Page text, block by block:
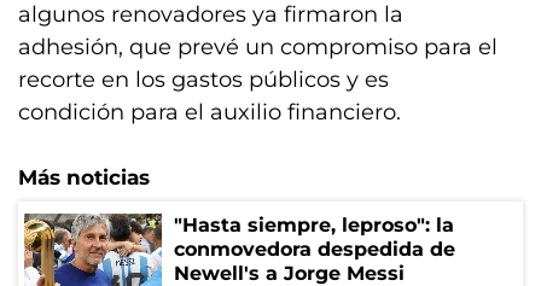
algunos renovadores ya firmaron la
adhesión, que prevé un compromiso para el
recorte en los gastos públicos y es
condición para el auxilio financiero.
Más noticias
"Hasta siempre, leproso": la
conmovedora despedida de
Newell's a Jorge Messi